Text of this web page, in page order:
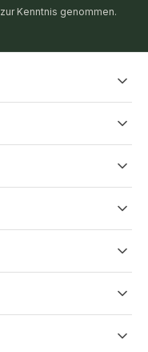
zur Kenntnis genommen.